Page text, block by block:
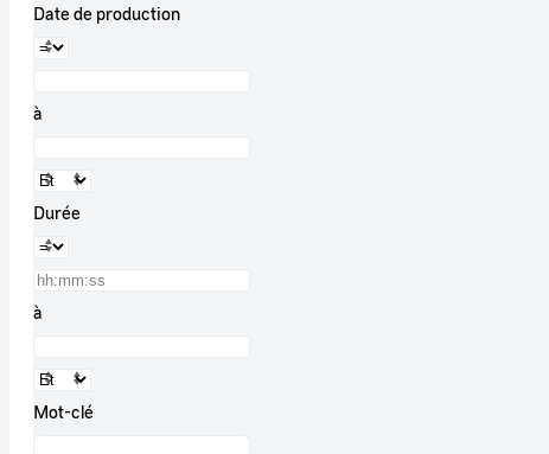
Date de production
à
Durée
à
Mot-clé